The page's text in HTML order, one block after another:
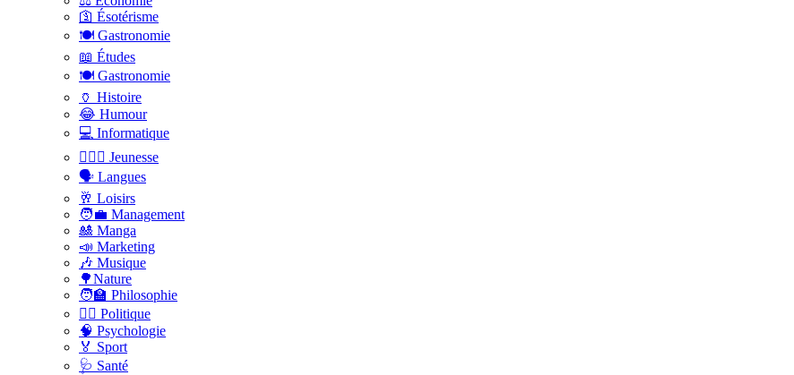
🛐 Ésotérisme
🍽️ Gastronomie
📖 Études
🍽️ Gastronomie
🏺 Histoire
😂 Humour
💻 Informatique
🤸🏽‍♀️ Jeunesse
🗣 Langues
🥂 Loisirs
🧑‍💼 Management
🎎 Manga
📣 Marketing
🎶 Musique
🌳Nature
🧑‍🏫 Philosophie
👨‍⚖️ Politique
🧠 Psychologie
🏅 Sport
🩺 Santé